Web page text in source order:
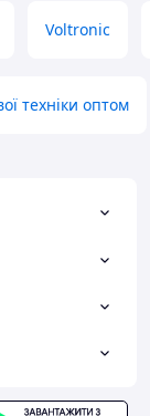
Voltronic
техніки оптом